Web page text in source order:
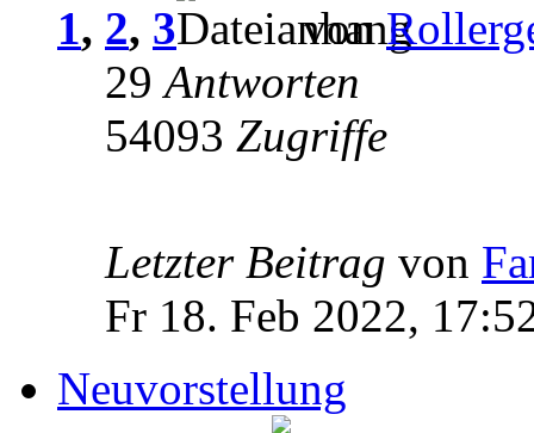
1, 2, 3 von
29Antworten
54093 Zugriffe
Letzter Beitrag von
Fr 18. Feb 2022,
Neuvorstellung